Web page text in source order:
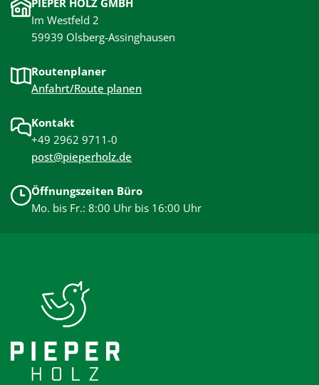
PIEPER HOLZ GMBH
Im Westfeld 2
59939 Olsberg-Assinghausen
Routenplaner
Anfahrt/Route planen
Kontakt
+49 2962 9711-0
post@pieperholz.de
Öffnungszeiten Büro
Mo. bis Fr.: 8:00 Uhr bis 16:00 Uhr